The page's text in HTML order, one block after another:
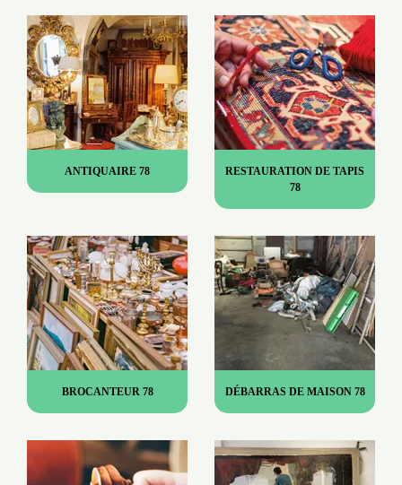
ANTIQUAIRE 78
RESTAURATION DE TAPIS
78
BROCANTEUR 78 DÉBARRAS DE MAISON 78